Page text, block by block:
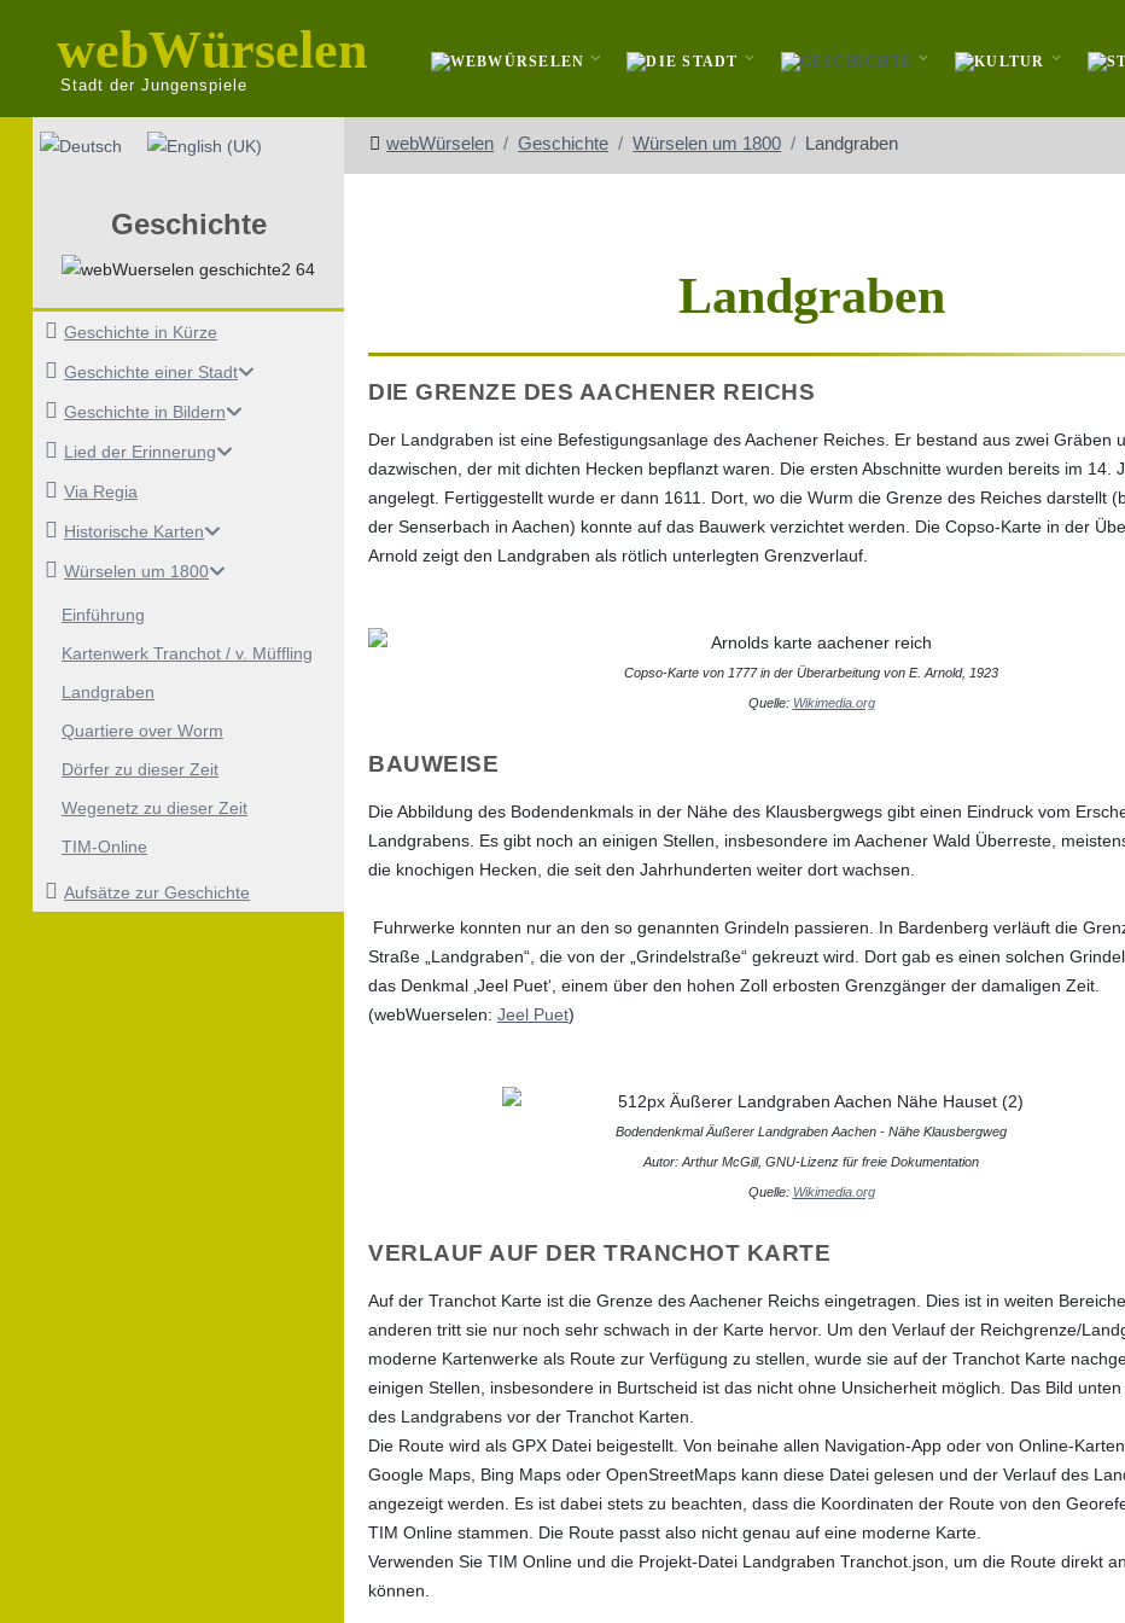
webWürselen
Stadt der Jungenspiele
Sprache auswählen webWürselen Geschichte Würselen um 1800 Landgraben
Geschichte
Geschichte in Kürze
Geschichte einer Stadt
Geschichte in Bildern
Lied der Erinnerung
Via Regia
Historische Karten
Würselen um 1800
Einführung
Kartenwerk Tranchot / v. Müffling
Landgraben
Quartiere over Worm
Dörfer zu dieser Zeit
Wegenetz zu dieser Zeit
TIM-Online
Aufsätze zur Geschichte
Landgraben
DIE GRENZE DES AACHENER REICHS
Der Landgraben ist eine Befestigungsanlage des Aachener Reiches. Er bestand aus zwei Gräben
dazwischen, der mit dichten Hecken bepflanzt waren. Die ersten Abschnitte wurden bereits im 14.
angelegt. Fertiggestellt wurde er dann 1611. Dort, wo die Wurm die Grenze des Reiches darstellt
der Senserbach in Aachen) konnte auf das Bauwerk verzichtet werden. Die Copso-Karte in der
Arnold zeigt den Landgraben als rötlich unterlegten Grenzverlauf.
Copso-Karte von 1777 in der Überarbeitung von E. Arnold, 1923
Quelle: Wikimedia.org
BAUWEISE
Die Abbildung des Bodendenkmals in der Nähe des Klausbergwegs gibt einen Eindruck vom
Landgrabens. Es gibt noch an einigen Stellen, insbesondere im Aachener Wald Überreste,
die knochigen Hecken, die seit den Jahrhunderten weiter dort wachsen.
Fuhrwerke konnten nur an den so genannten Grindeln passieren. In Bardenberg verläuft die
Straße „Landgraben“, die von der „Grindelstraße“ gekreuzt wird. Dort gab es einen solchen
das Denkmal ‚Jeel Puet‘, einem über den hohen Zoll erbosten Grenzgänger der damaligen Zeit.
(webWuerselen: Jeel Puet)
Bodendenkmal Äußerer Landgraben Aachen - Nähe Klausbergweg
Autor: Arthur McGill, GNU-Lizenz für freie Dokumentation
Quelle: Wikimedia.org
VERLAUF AUF DER TRANCHOT KARTE
Auf der Tranchot Karte ist die Grenze des Aachener Reichs eingetragen. Dies ist in weiten
anderen tritt sie nur noch sehr schwach in der Karte hervor. Um den Verlauf der Reichgrenze/
moderne Kartenwerke als Route zur Verfügung zu stellen, wurde sie auf der Tranchot Karte
einigen Stellen, insbesondere in Burtscheid ist das nicht ohne Unsicherheit möglich. Das Bild
des Landgrabens vor der Tranchot Karten.
Die Route wird als GPX Datei beigestellt. Von beinahe allen Navigation-App oder von Online-
Google Maps, Bing Maps oder OpenStreetMaps kann diese Datei gelesen und der Verlauf des
angezeigt werden. Es ist dabei stets zu beachten, dass die Koordinaten der Route von den
TIM Online stammen. Die Route passt also nicht genau auf eine moderne Karte.
Verwenden Sie TIM Online und die Projekt-Datei Landgraben Tranchot.json, um die Route direkt
können.